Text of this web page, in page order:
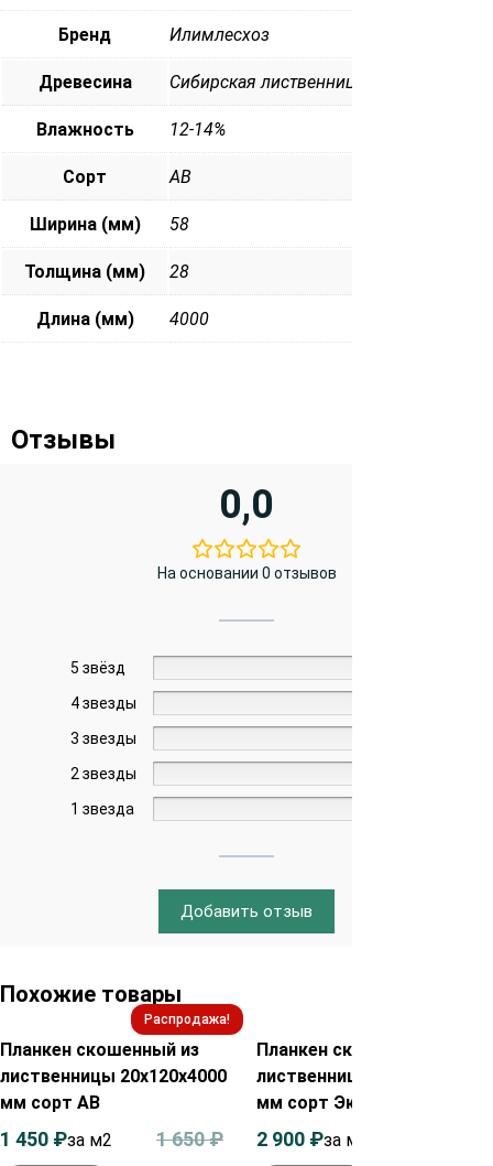
Бренд Илимлесхоз
Древесина Сибирская лиственница
Влажность 12-14%
Сорт АВ
Ширина (мм) 58
Толщина (мм) 28
Длина (мм) 4000
Отзывы
0,0
На основании 0 отзывов
5 звёзд
4 звезды
3 звезды
2 звезды
1 звезда
Добавить отзыв
Похожие товары
Распродажа!
Планкен скошенный из
лиственницы 20х120х4000
мм сорт АВ
1 650₽
1 450 ₽за м2
Планкен скошенный из
лиственницы 20х90х2500
мм сорт Экстра
2 900 ₽за м²